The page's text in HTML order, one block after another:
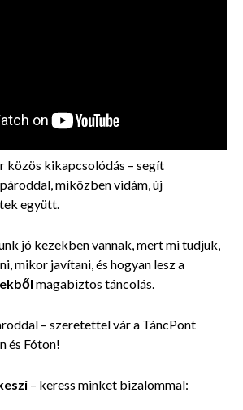
közös kikapcsolódás – segít
miközben vidám, új
együtt.
jó kezekben vannak, mert mi tudjuk,
mikor javítani, és hogyan lesz a
magabiztos táncolás.
– szeretettel vár a TáncPont
és Fóton!
– keress minket bizalommal: